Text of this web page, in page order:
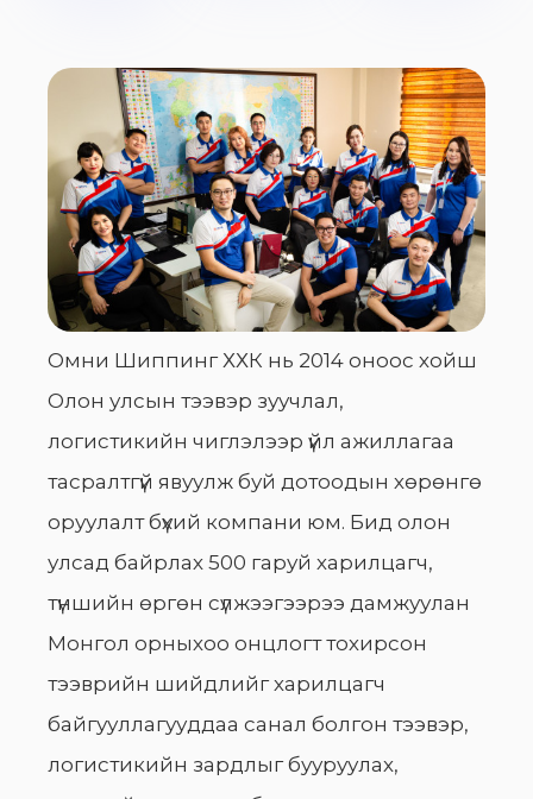
Омни Шиппинг ХХК нь 2014 оноос хойш
Олон улсын тээвэр зуучлал,
логистикийн чиглэлээр үйл ажиллагаа
тасралтгүй явуулж буй дотоодын хөрөнгө
оруулалт бүхий компани юм. Бид олон
улсад байрлах 500 гаруй харилцагч,
түншийн өргөн сүлжээгээрээ дамжуулан
Монгол орныхоо онцлогт тохирсон
тээврийн шийдлийг харилцагч
байгууллагууддаа санал болгон тээвэр,
логистикийн зардлыг бууруулах,